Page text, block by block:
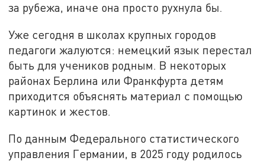
за рубежа, иначе она просто рухнула бы.
Уже сегодня в школах крупных городов
педагоги жалуются: немецкий язык перестал
быть для учеников родным. В некоторых
районах Берлина или Франкфурта детям
приходится объяснять материал с помощью
картинок и жестов.
По данным Федерального статистического
управления Германии, в 2025 году родилось